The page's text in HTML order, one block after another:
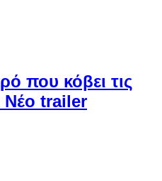
που κόβει τις
Νέο trailer